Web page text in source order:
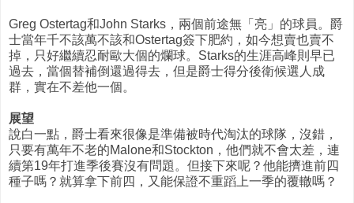
Greg Ostertag和John Starks，兩個前途無「亮」的球員。爵
士當年千不該萬不該和Ostertag簽下肥約，如今想賣也賣不
掉，只好繼續忍耐歐大個的爛球。Starks的生涯高峰則早已
過去，當個替補倒還過得去，但是爵士得分後衛候選人成
群，實在不差他一個。
展望
說白一點，爵士看來很像是準備被時代淘汰的球隊，沒錯，
只要有萬年不老的Malone和Stockton，他們就不會太差，連
續第19年打進季後賽沒有問題。但接下來呢？他能擠進前四
種子嗎？就算拿下前四，又能保證不重蹈上一季的覆轍嗎？